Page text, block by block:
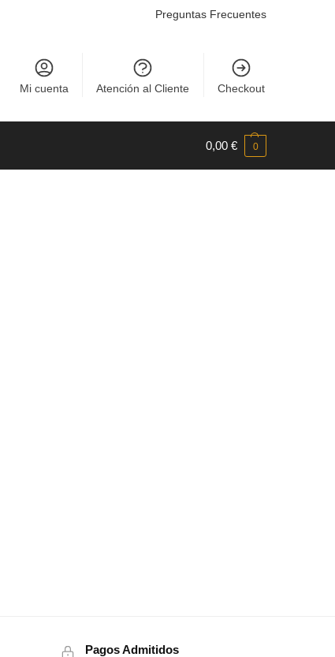
Preguntas Frecuentes
Mi cuenta Atención al Cliente Checkout
0,00 € 0
Pagos Admitidos